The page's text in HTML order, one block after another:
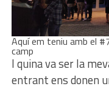
Aquí em teniu amb el
camp
I quina va ser la
entrant ens donen